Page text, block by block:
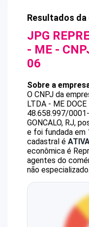
Resultados
JPG
- ME -
06
Sobre a
O CNPJ da
LTDA - ME
48.658.997/
GONCALO, RJ,
e foi fundada em
cadastral é
econômica é
agentes do
não especializado.